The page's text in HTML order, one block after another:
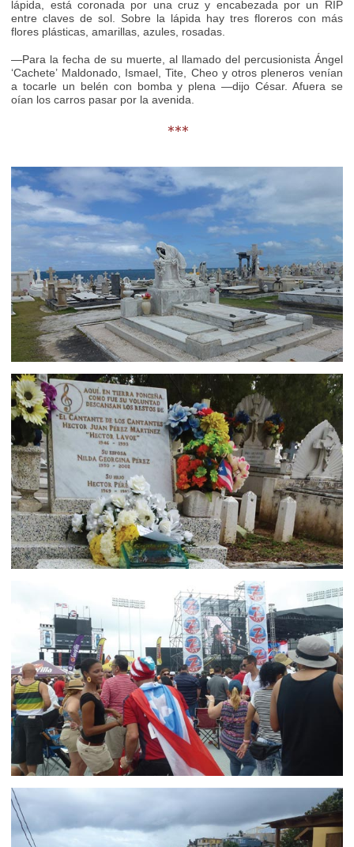
lápida, está coronada por una cruz y encabezada por un RIP
entre claves de sol. Sobre la lápida hay tres floreros con más
flores plásticas, amarillas, azules, rosadas.
—Para la fecha de su muerte, al llamado del percusionista Ángel
‘Cachete’ Maldonado, Ismael, Tite, Cheo y otros pleneros venían
a tocarle un belén con bomba y plena —dijo César. Afuera se
oían los carros pasar por la avenida.
***